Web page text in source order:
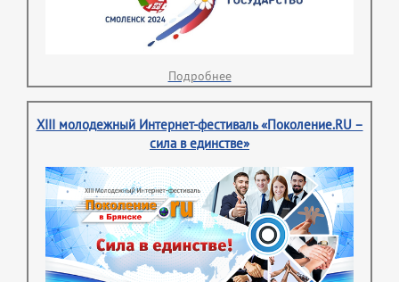
Подробнее
XIII молодежный Интернет-фестиваль «Поколение.RU –
сила в единстве»